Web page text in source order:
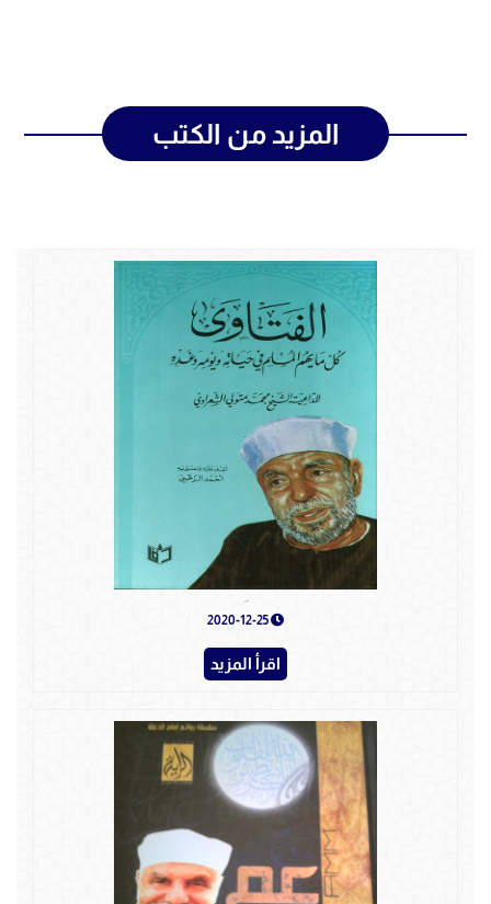
المزيد من الكتب
اقرأ المزيد